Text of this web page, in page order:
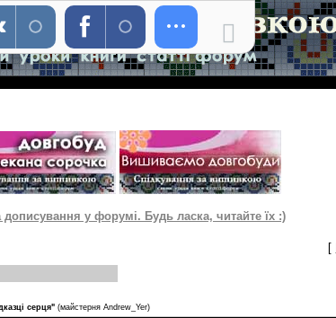
дописування у форумі. Будь ласка, читайте їх :)
[
серця" (майстерня Andrew_Yer)